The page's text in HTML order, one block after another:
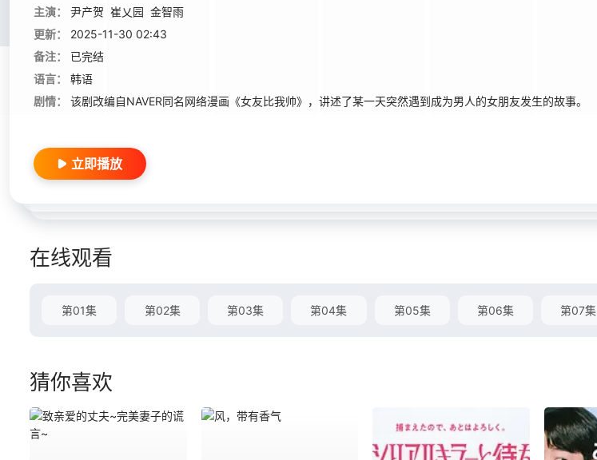
主演：
尹产贺 崔乂园 金智雨
更新：
2025-11-30 02:43
备注：
已完结
语言：
韩语
剧情：
该剧改编自NAVER同名网络漫画《女友比我帅》，讲述了某一天突然遇到成为男人的女朋友发生的故事。
立即播放
在线观看
第01集 第02集 第03集 第04集 第05集 第06集 第07集
猜你喜欢